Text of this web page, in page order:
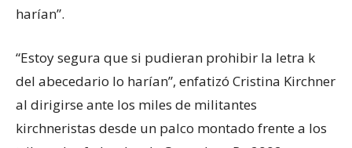
harían”.
“Estoy segura que si pudieran prohibir la letra k
del abecedario lo harían”, enfatizó Cristina Kirchner
al dirigirse ante los miles de militantes
kirchneristas desde un palco montado frente a los